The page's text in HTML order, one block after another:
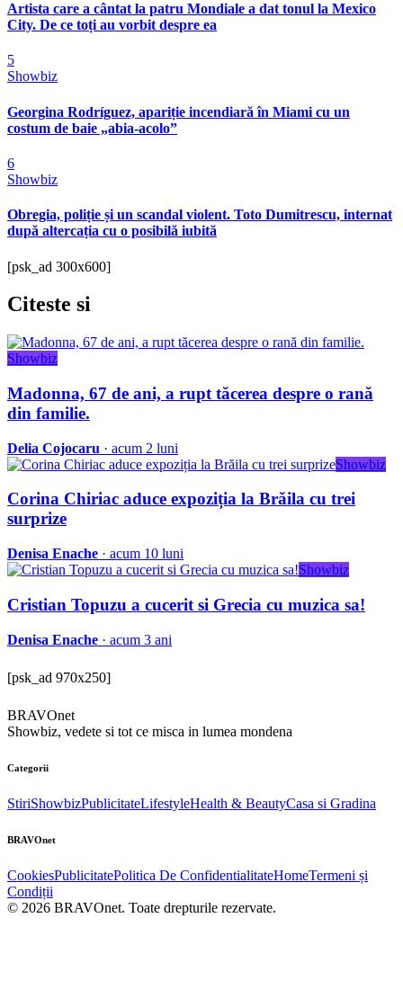
Artista care a cântat la patru Mondiale a dat tonul la Mexico
City. De ce toți au vorbit despre ea
5
Showbiz
Georgina Rodríguez, apariție incendiară în Miami cu un
costum de baie „abia-acolo”
6
Showbiz
Obregia, poliție și un scandal violent. Toto Dumitrescu, internat
după altercația cu o posibilă iubită
[psk_ad 300x600]
Citeste si
Showbiz
Madonna, 67 de ani, a rupt tăcerea despre o rană
din familie.
Delia Cojocaru · acum 2 luni
Showbiz
Corina Chiriac aduce expoziția la Brăila cu trei
surprize
Denisa Enache · acum 10 luni
Showbiz
Cristian Topuzu a cucerit si Grecia cu muzica sa!
Denisa Enache · acum 3 ani
[psk_ad 970x250]
BRAVOnet
Showbiz, vedete si tot ce misca in lumea mondena
Categorii
StiriShowbizPublicitateLifestyleHealth & BeautyCasa si Gradina
BRAVOnet
CookiesPublicitatePolitica De ConfidentialitateHomeTermeni și
Condiții
© 2026 BRAVOnet. Toate drepturile rezervate.